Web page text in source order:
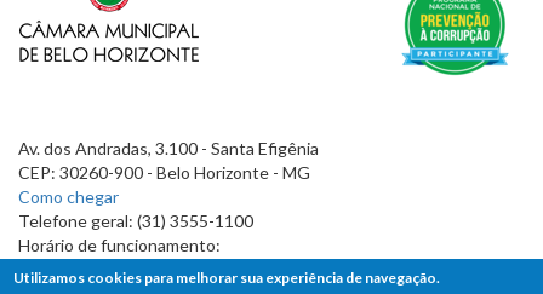
Av. dos Andradas, 3.100 - Santa Efigênia
CEP: 30260-900 - Belo Horizonte - MG
Como chegar
Telefone geral: (31) 3555-1100
Horário de funcionamento:
7h às 19h
Utilizamos cookies para melhorar sua experiência de navegação.